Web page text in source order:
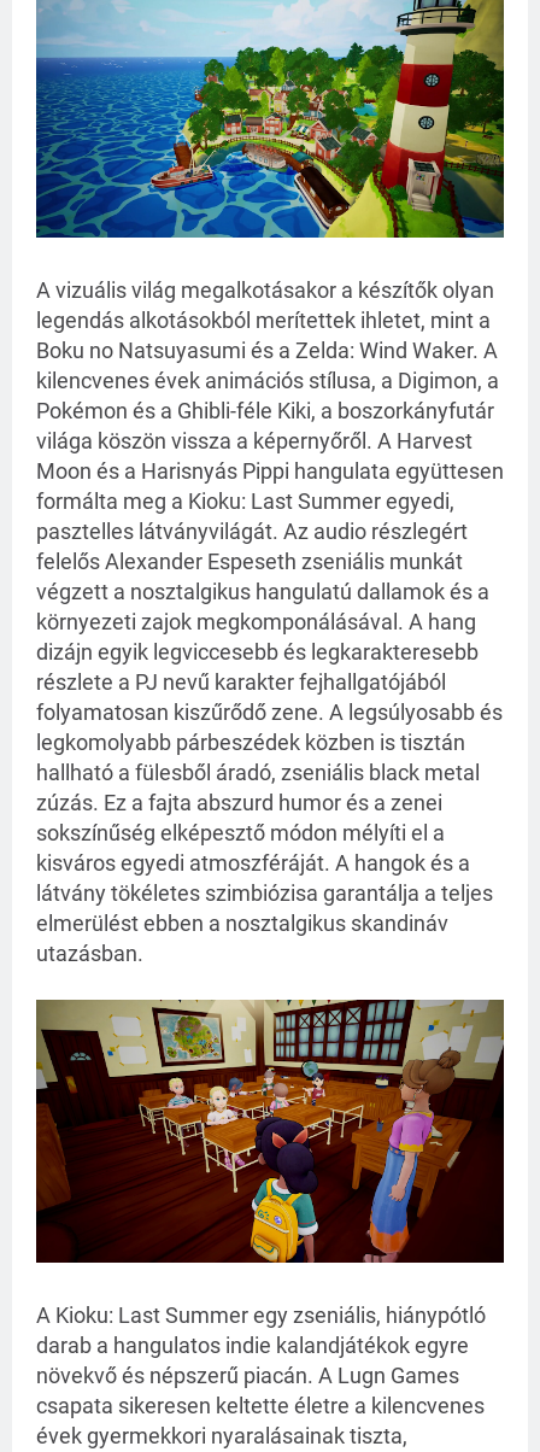
A vizuális világ megalkotásakor a készítők olyan
legendás alkotásokból merítettek ihletet, mint a
Boku no Natsuyasumi és a Zelda: Wind Waker. A
kilencvenes évek animációs stílusa, a Digimon, a
Pokémon és a Ghibli-féle Kiki, a boszorkányfutár
világa köszön vissza a képernyőről. A Harvest
Moon és a Harisnyás Pippi hangulata együttesen
formálta meg a Kioku: Last Summer egyedi,
pasztelles látványvilágát. Az audio részlegért
felelős Alexander Espeseth zseniális munkát
végzett a nosztalgikus hangulatú dallamok és a
környezeti zajok megkomponálásával. A hang
dizájn egyik legviccesebb és legkarakteresebb
részlete a PJ nevű karakter fejhallgatójából
folyamatosan kiszűrődő zene. A legsúlyosabb és
legkomolyabb párbeszédek közben is tisztán
hallható a fülesből áradó, zseniális black metal
zúzás. Ez a fajta abszurd humor és a zenei
sokszínűség elképesztő módon mélyíti el a
kisváros egyedi atmoszféráját. A hangok és a
látvány tökéletes szimbiózisa garantálja a teljes
elmerülést ebben a nosztalgikus skandináv
utazásban.
A Kioku: Last Summer egy zseniális, hiánypótló
darab a hangulatos indie kalandjátékok egyre
növekvő és népszerű piacán. A Lugn Games
csapata sikeresen keltette életre a kilencvenes
évek gyermekkori nyaralásainak tiszta,